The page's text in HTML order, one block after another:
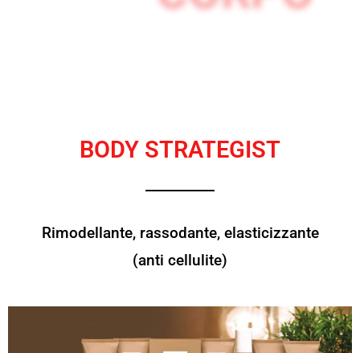
BODY STRATEGIST
Rimodellante, rassodante, elasticizzante
(anti cellulite)